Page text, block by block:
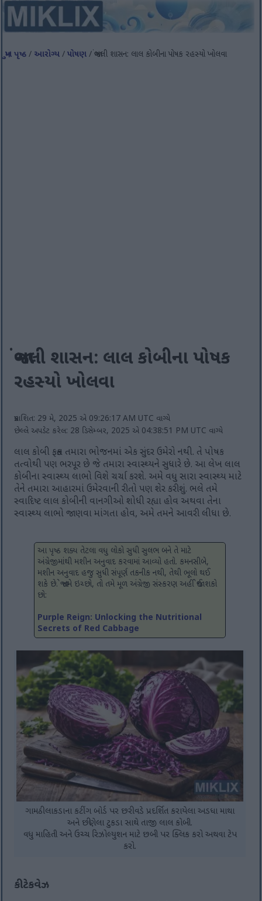
મુખ પૃષ્ઠ / આરોગ્ય /પોષણ / જાંબલી શાસન: લાલ કોબીના પોષક રહસ્યો ખોલવા
જાંબલી શાસન: લાલ કોબીના પોષક
રહસ્યો ખોલવા
પ્રકાશિત: 29 મે, 2025 એ 09:26:17 AM UTC વાગ્યે
છેલ્લે અપડેટ કરેલ: 28 ડિસેમ્બર, 2025 એ 04:38:51 PM UTC વાગ્યે
લાલ કોબી ફક્ત તમારા ભોજનમાં એક સુંદર ઉમેરો નથી. તે પોષક
તત્વોથી પણ ભરપૂર છે જે તમારા સ્વાસ્થ્યને સુધારે છે. આ લેખ લાલ
કોબીના સ્વાસ્થ્ય લાભો વિશે ચર્ચા કરશે. અમે વધુ સારા સ્વાસ્થ્ય માટે
તેને તમારા આહારમાં ઉમેરવાની રીતો પણ શેર કરીશું. ભલે તમે
સ્વાદિષ્ટ લાલ કોબીની વાનગીઓ શોધી રહ્યા હોવ અથવા તેના
સ્વાસ્થ્ય લાભો જાણવા માંગતા હોવ, અમે તમને આવરી લીધા છે.
આ પૃષ્ઠ શક્ય તેટલા વધુ લોકો સુધી સુલભ બને તે માટે
અંગ્રેજીમાંથી મશીન અનુવાદ કરવામાં આવ્યો હતો. કમનસીબે,
મશીન અનુવાદ હજુ સુધી સંપૂર્ણ તકનીક નથી, તેથી ભૂલો થઈ
શકે છે. જો તમે ઇચ્છો, તો તમે મૂળ અંગ્રેજી સંસ્કરણ અહીં જોઈ શકો
છો:
Purple Reign: Unlocking the Nutritional
Secrets of Red Cabbage
ગામઠી લાકડાના કટીંગ બોર્ડ પર છરી વડે પ્રદર્શિત કરાયેલા અડધા માથા
અને છીણેલા ટુકડા સાથે તાજી લાલ કોબી.
વધુ માહિતી અને ઉચ્ચ રિઝોલ્યુશન માટે છબી પર ક્લિક કરો અથવા ટેપ
કરો.
કી ટેકવેઝ